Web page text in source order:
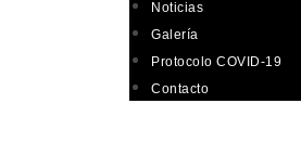
Noticias
Galería
Protocolo COVID-19
Contacto